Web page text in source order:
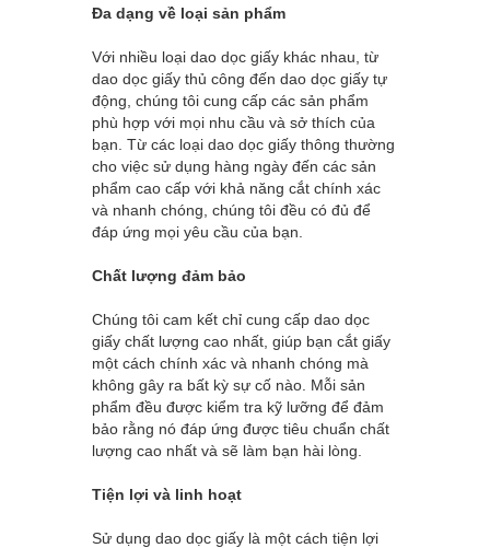
Đa dạng về loại sản phẩm
Với nhiều loại dao dọc giấy khác nhau, từ
dao dọc giấy thủ công đến dao dọc giấy tự
động, chúng tôi cung cấp các sản phẩm
phù hợp với mọi nhu cầu và sở thích của
bạn. Từ các loại dao dọc giấy thông thường
cho việc sử dụng hàng ngày đến các sản
phẩm cao cấp với khả năng cắt chính xác
và nhanh chóng, chúng tôi đều có đủ để
đáp ứng mọi yêu cầu của bạn.
Chất lượng đảm bảo
Chúng tôi cam kết chỉ cung cấp dao dọc
giấy chất lượng cao nhất, giúp bạn cắt giấy
một cách chính xác và nhanh chóng mà
không gây ra bất kỳ sự cố nào. Mỗi sản
phẩm đều được kiểm tra kỹ lưỡng để đảm
bảo rằng nó đáp ứng được tiêu chuẩn chất
lượng cao nhất và sẽ làm bạn hài lòng.
Tiện lợi và linh hoạt
Sử dụng dao dọc giấy là một cách tiện lợi